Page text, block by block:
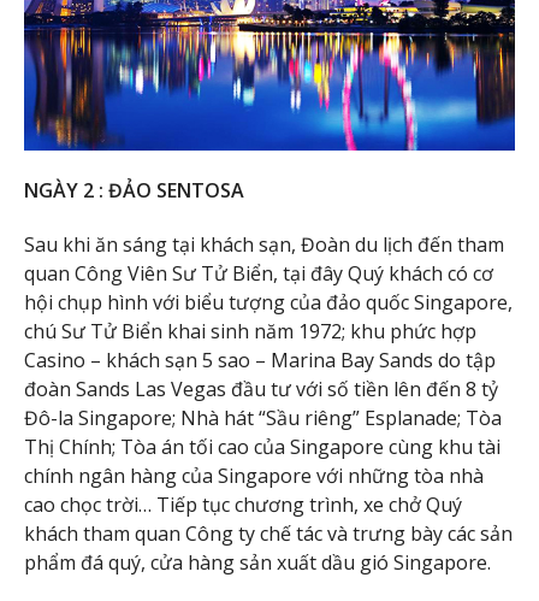
NGÀY 2 : ĐẢO SENTOSA
Sau khi ăn sáng tại khách sạn, Đoàn du lịch đến tham
quan Công Viên Sư Tử Biển, tại đây Quý khách có cơ
hội chụp hình với biểu tượng của đảo quốc Singapore,
chú Sư Tử Biển khai sinh năm 1972; khu phức hợp
Casino – khách sạn 5 sao – Marina Bay Sands do tập
đoàn Sands Las Vegas đầu tư với số tiền lên đến 8 tỷ
Đô-la Singapore; Nhà hát “Sầu riêng” Esplanade; Tòa
Thị Chính; Tòa án tối cao của Singapore cùng khu tài
chính ngân hàng của Singapore với những tòa nhà
cao chọc trời… Tiếp tục chương trình, xe chở Quý
khách tham quan Công ty chế tác và trưng bày các sản
phẩm đá quý, cửa hàng sản xuất dầu gió Singapore.